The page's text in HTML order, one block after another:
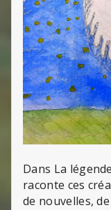
Dans La
raconte ces
de nouvelles,